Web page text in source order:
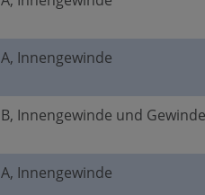
A, Innengewinde
B, Innengewinde und
A, Innengewinde